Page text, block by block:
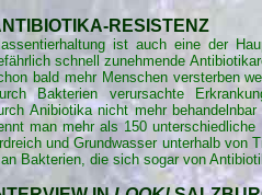
RESISTENZ
ist auch eine der
schnell zunehmende
bald mehr Menschen versterben
Bakterien verursachte
Anibiotika nicht mehr
man mehr als 150 unterschiedliche
und Grundwasser unterhalb von
Bakterien, die sich sogar von